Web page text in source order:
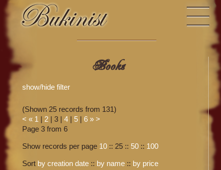
Books
show/hide filter
(Shown 25 records from 131)
< « 1 | 2 | 3 | 4 | 5 | 6 » >
Page 3 from 6
Show records per page 10 :: 25 :: 50 :: 100
Sort by creation date :: by name :: by price